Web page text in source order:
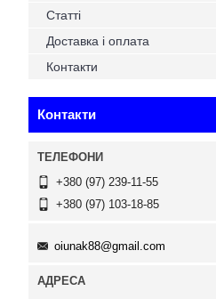
Статті
Доставка і оплата
Контакти
Контакти
+380 (97) 239-11-55
+380 (97) 103-18-85
oiunak88@gmail.com